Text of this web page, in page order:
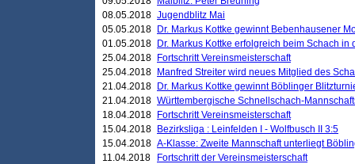
08.05.2018 Jugendblitz Mai
05.05.2018
Dr. Markus Kottke gewinnt Bebenhausener
01.05.2018
Dr. Markus Kottke erfolgreich beim Schach
25.04.2018
Fortschritt Vereinsmeisterschaft
25.04.2018
Manfred Streiter wird neues Mitglied des
21.04.2018
Dr. Markus Kottke gewinnt Böblinger
21.04.2018 Württembergische Schnellschach-
18.04.2018
Fortschritt Vereinsmeisterschaft
15.04.2018
Bezirksliga : Leinfelden I - Wolfbusch II 3:5
15.04.2018 A-Klasse: Zweite Mannschaft unterliegt
11.04.2018
Fortschritt der Vereinsmeisterschaft